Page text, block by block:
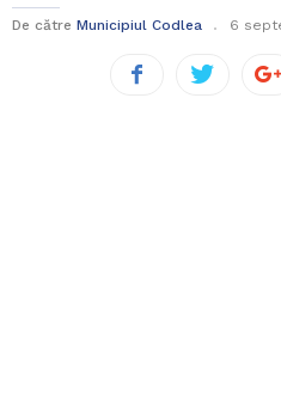
De către Municipiul Codlea 6